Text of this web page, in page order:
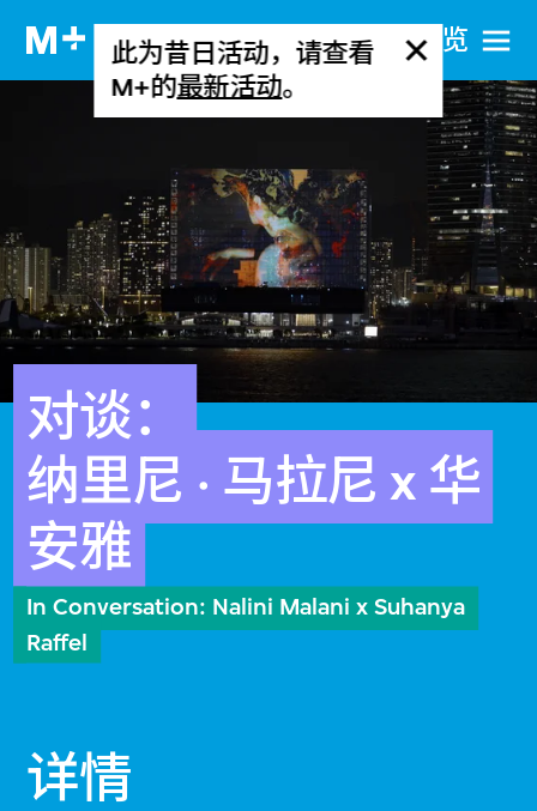
网站导览
此为昔日活动，请查看
M+的最新活动。
对谈：
纳里尼 · 马拉尼 x 华
安雅
In Conversation: Nalini Malani x Suhanya
Raffel
详情